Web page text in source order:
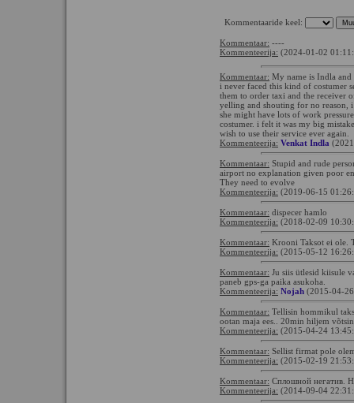
Kommentaaride keel:
Kommentaar: ----
Kommenteerija: (2024-01-02
Kommentaar: My name is Indla
i never faced this kind of costumer
them to order taxi and the receiver
yelling and shouting for no reason,
she might have lots of work
costumer. i felt it was my big
wish to use their service ever again.
Kommenteerija: Venkat Indla
Kommentaar: Stupid and rude
airport no explanation given poor
They need to evolve
Kommenteerija: (2019-06-15
Kommentaar: dispecer hamlo
Kommenteerija: (2018-02-09
Kommentaar: Krooni Taksot ei ole.
Kommenteerija: (2015-05-12
Kommentaar: Ju siis ütlesid kiisule
paneb gps-ga paika asukoha.
Kommenteerija: Nojah (2015-04-
Kommentaar: Tellisin hommikul
ootan maja ees.. 20min hiljem
Kommenteerija: (2015-04-24
Kommentaar: Sellist firmat pole
Kommenteerija: (2015-02-19
Kommentaar: Сплошной негатив.
Kommenteerija: (2014-09-04